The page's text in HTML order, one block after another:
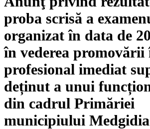
proba scrisă a
organizat în data de
în vederea promovării
profesional imediat
deținut a unui
din cadrul Primăriei
municipiului Medgidia